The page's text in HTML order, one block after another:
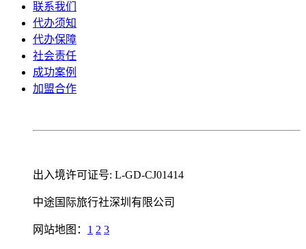
联系我们
代办须知
代办保障
社会责任
成功案例
加盟合作
出入境许可证号: L-GD-CJ01414
中途国际旅行社深圳有限公司
网站地图： 1 2 3